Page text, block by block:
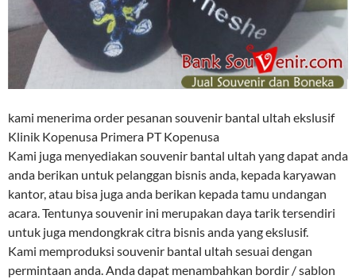
kami menerima order pesanan souvenir bantal ultah ekslusif
Klinik Kopenusa Primera PT Kopenusa
Kami juga menyediakan souvenir bantal ultah yang dapat anda
anda berikan untuk pelanggan bisnis anda, kepada karyawan
kantor, atau bisa juga anda berikan kepada tamu undangan
acara. Tentunya souvenir ini merupakan daya tarik tersendiri
untuk juga mendongkrak citra bisnis anda yang ekslusif.
Kami memproduksi souvenir bantal ultah sesuai dengan
permintaan anda. Anda dapat menambahkan bordir / sablon